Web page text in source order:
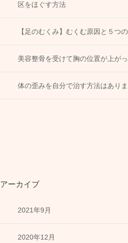
区をほぐす方法
【足のむくみ】むくむ原因と５つ
美容整骨を受けて胸の位置が上が
体の歪みを自分で治す方法はあり
アーカイブ
2021年9月
2020年12月